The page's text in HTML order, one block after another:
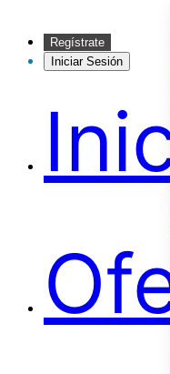
Regístrate
Iniciar Sesión